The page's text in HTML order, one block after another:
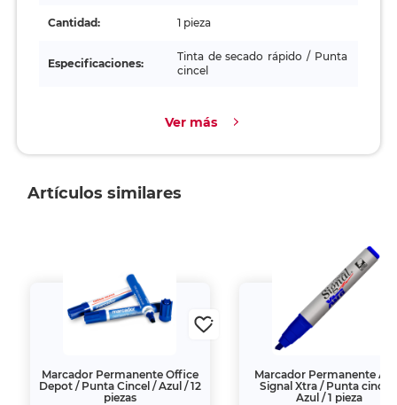
Cantidad: 1 pieza
Especificaciones:
Tinta de secado rápido / Punta
cincel
Ver más
Artículos similares
Marcador Permanente Office
Depot / Punta Cincel / Azul / 12
piezas
Marcador Permanente
Signal Xtra / Punta cincel
Azul / 1 pieza